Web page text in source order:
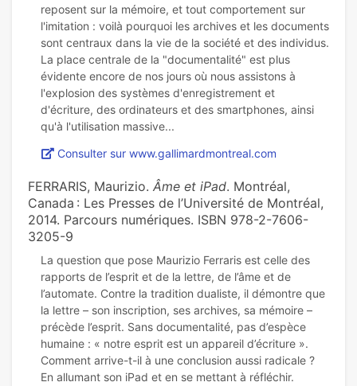
reposent sur la mémoire, et tout comportement sur
l'imitation : voilà pourquoi les archives et les documents
sont centraux dans la vie de la société et des individus.
La place centrale de la "documentalité" est plus
évidente encore de nos jours où nous assistons à
l'explosion des systèmes d'enregistrement et
d'écriture, des ordinateurs et des smartphones, ainsi
Consulter sur www.gallimardmontreal.com
FERRARIS, Maurizio. Âme et iPad. Montréal,
Canada : Les Presses de l’Université de Montréal,
2014. Parcours numériques. ISBN 978-2-7606-
3205-9
La question que pose Maurizio Ferraris est celle des
rapports de l’esprit et de la lettre, de l’âme et de
l’automate. Contre la tradition dualiste, il démontre que
la lettre – son inscription, ses archives, sa mémoire –
précède l’esprit. Sans documentalité, pas d’espèce
humaine : « notre esprit est un appareil d’écriture ».
Comment arrive-t-il à une conclusion aussi radicale ?
En allumant son iPad et en se mettant à réfléchir.